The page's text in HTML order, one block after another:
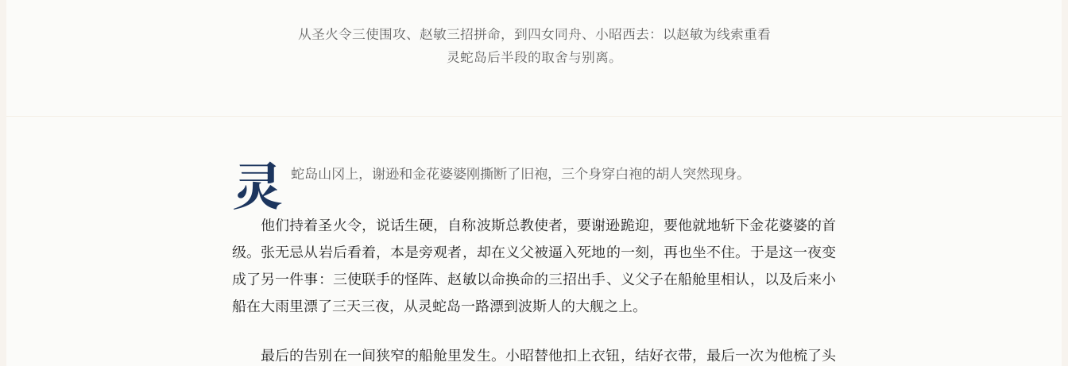
从圣火令三使围攻、赵敏三招拼命，到四女同舟、小昭西去：以赵敏为线索重看
灵蛇岛后半段的取舍与别离。
灵 蛇岛山冈上，谢逊和金花婆婆刚撕断了旧袍，三个身穿白袍的胡人突然现身。
他们持着圣火令，说话生硬，自称波斯总教使者，要谢逊跪迎，要他就地斩下金花婆婆的首
级。张无忌从岩后看着，本是旁观者，却在义父被逼入死地的一刻，再也坐不住。于是这一夜变
成了另一件事：三使联手的怪阵、赵敏以命换命的三招出手、义父子在船舱里相认，以及后来小
船在大雨里漂了三天三夜，从灵蛇岛一路漂到波斯人的大舰之上。
最后的告别在一间狭窄的船舱里发生。小昭替他扣上衣钮，结好衣带，最后一次为他梳了头